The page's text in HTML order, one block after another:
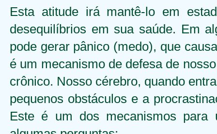
Esta atitude irá mantê-lo em
desequilíbrios em sua saúde. Em
pode gerar pânico (medo), que
é um mecanismo de defesa de
crônico. Nosso cérebro, quando
pequenos obstáculos e a
Este é um dos mecanismos para